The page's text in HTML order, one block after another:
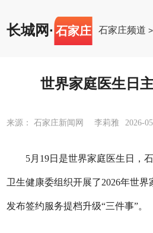
长城网· 石家庄 石家庄频道
世界家庭医生日
来源： 石家庄新闻网 李莉雅 2026-
5月19日是世界家庭医生日，石
卫生健康委组织开展了2026年世
发布签约服务提档升级“三件事”。